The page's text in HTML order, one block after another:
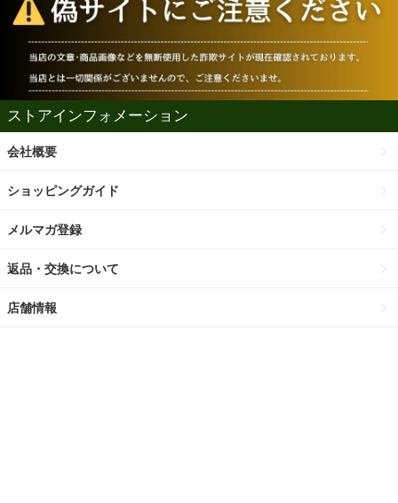
ストアインフォメーション
会社概要
ショッピングガイド
メルマガ登録
返品・交換について
店舗情報